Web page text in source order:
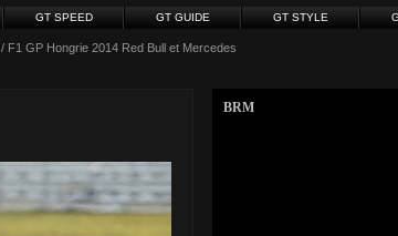
GT SPEED GT GUIDE GT STYLE
/ F1 GP Hongrie 2014 Red Bull et Mercedes
BRM